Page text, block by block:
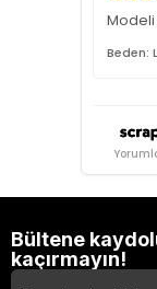
Modeli
Beden: L
Bültene
kaçırmayın!